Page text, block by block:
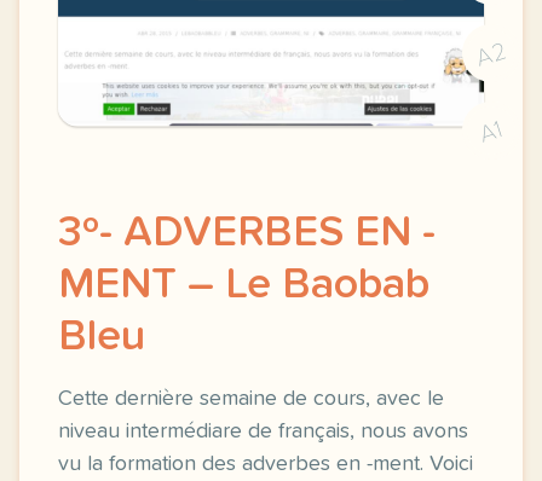
A2
A1
3º- ADVERBES EN -
MENT – Le Baobab
Bleu
Cette dernière semaine de cours, avec le
niveau intermédiare de français, nous avons
vu la formation des adverbes en -ment. Voici